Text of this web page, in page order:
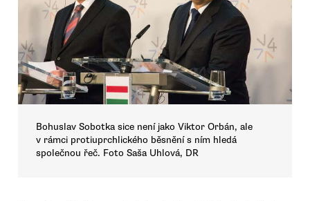
Bohuslav Sobotka sice není jako Viktor Orbán, ale
v rámci protiuprchlického běsnění s ním hledá
společnou řeč. Foto Saša Uhlová, DR